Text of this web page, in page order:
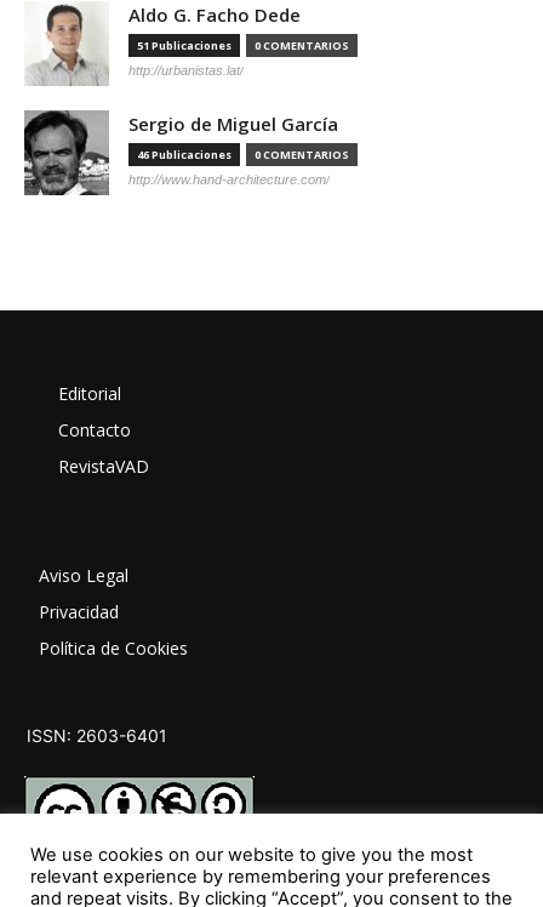
Aldo G. Facho Dede
51 Publicaciones 0 COMENTARIOS
http://urbanistas.lat/
Sergio de Miguel García
46 Publicaciones 0 COMENTARIOS
http://www.hand-architecture.com/
Editorial
Contacto
RevistaVAD
Aviso Legal
Privacidad
Política de Cookies
ISSN: 2603-6401
We use cookies on our website to give you the most
relevant experience by remembering your preferences
and repeat visits. By clicking “Accept”, you consent to the